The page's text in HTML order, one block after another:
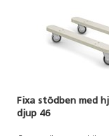
Fixa stödben med
djup 46